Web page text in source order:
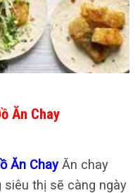
Ăn Chay
Ăn ChayĂn chay
thị sẽ càng ngày